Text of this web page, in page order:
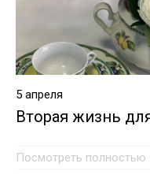
5 апреля
Вторая жизнь
Посмотреть полностью